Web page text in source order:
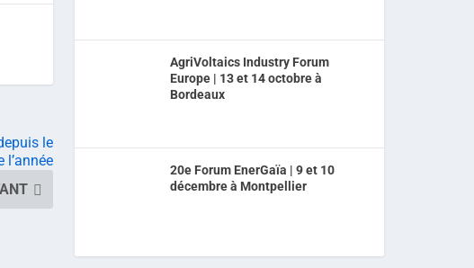
le
l’année
AgriVoltaics Industry Forum
Europe | 13 et 14 octobre à
Bordeaux
20e Forum EnerGaïa | 9 et 10
décembre à Montpellier